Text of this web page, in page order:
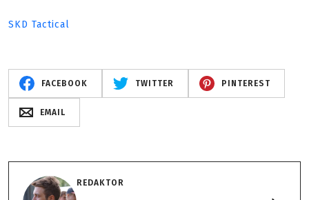
SKD Tactical
FACEBOOK TWITTER PINTEREST
EMAIL
REDAKTOR